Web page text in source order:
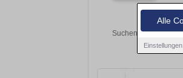
Alle
Einstellungen
Suchen Sie in